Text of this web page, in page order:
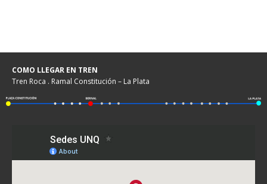
COMO LLEGAR EN TREN
Tren Roca . Ramal Constitución – La Plata